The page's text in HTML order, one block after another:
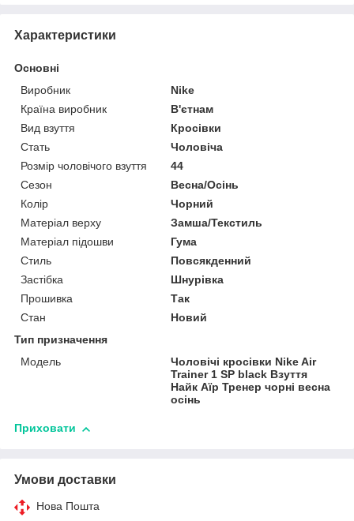
Характеристики
Основні
Виробник
Nike
Країна виробник
В'єтнам
Вид взуття
Кросівки
Стать
Чоловіча
Розмір чоловічого взуття
44
Сезон
Весна/Осінь
Колір
Чорний
Матеріал верху
Замша/Текстиль
Матеріал підошви
Гума
Стиль
Повсякденний
Застібка
Шнурівка
Прошивка
Так
Стан
Новий
Тип призначення
Модель
Чоловічі кросівки Nike Air
Trainer 1 SP black Взуття
Найк Аїр Тренер чорні весна
осінь
Приховати
Умови доставки
Нова Пошта